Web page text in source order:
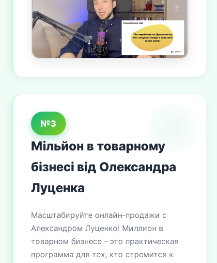
№3
Мільйон в товарному
бізнесі від Олександра
Луценка
Масштабируйте онлайн-продажи с
Александром Луценко! Миллион в
товарном бизнесе - это практическая
программа для тех, кто стремится к